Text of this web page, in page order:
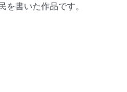
を書いた作品です。